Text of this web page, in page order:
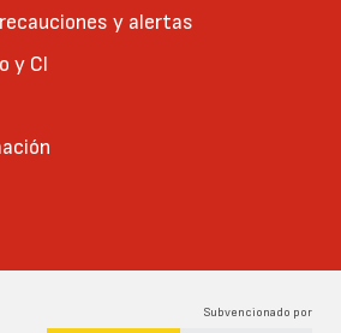
y alertas
y CI
Subvencionado por